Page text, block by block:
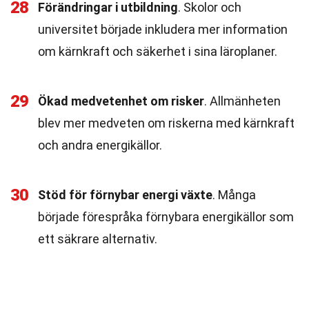
28 Förändringar i utbildning. Skolor och
universitet började inkludera mer information
om kärnkraft och säkerhet i sina läroplaner.
29 Ökad medvetenhet om risker. Allmänheten
blev mer medveten om riskerna med kärnkraft
och andra energikällor.
30 Stöd för förnybar energi växte. Många
började förespråka förnybara energikällor som
ett säkrare alternativ.